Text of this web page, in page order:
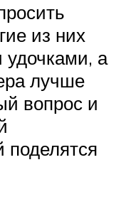
из них
а
лучше
вопрос и